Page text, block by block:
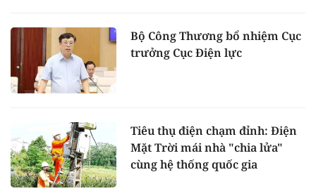
Bộ Công Thương bổ nhiệm Cục
trưởng Cục Điện lực
Tiêu thụ điện chạm đỉnh: Điện
Mặt Trời mái nhà "chia lửa"
cùng hệ thống quốc gia